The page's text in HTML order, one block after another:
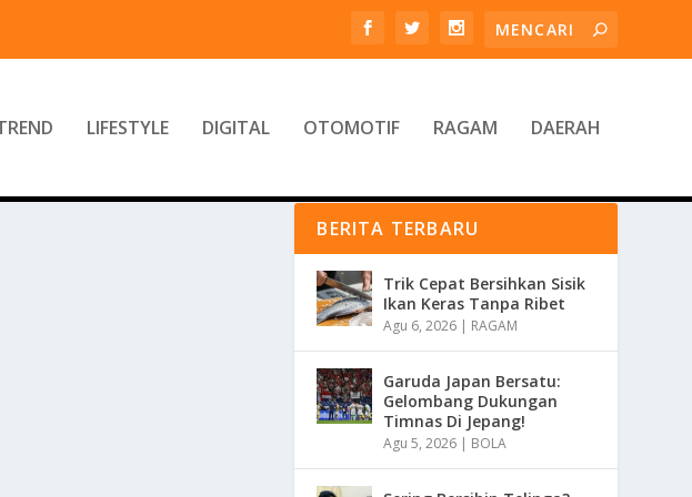
LIFESTYLE DIGITAL OTOMOTIF RAGAM DAERAH
BERITA TERBARU
Trik Cepat Bersihkan Sisik
Ikan Keras Tanpa Ribet
Agu 6, 2026 | RAGAM
Garuda Japan Bersatu:
Gelombang Dukungan
Timnas Di Jepang!
Agu 5, 2026 | BOLA